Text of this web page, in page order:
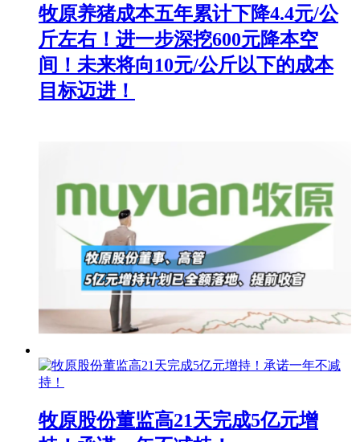
牧原养猪成本五年累计下降4.4元/公
斤左右！进一步深挖600元降本空
间！未来将向10元/公斤以下的成本
目标迈进！
牧原股份董监高21天完成5亿元增